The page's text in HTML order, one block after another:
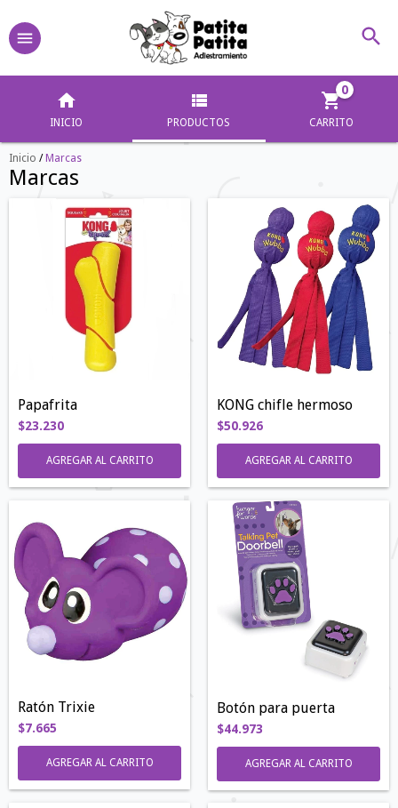
INICIO PRODUCTOS CARRITO
0
Inicio / Marcas
Marcas
Papafrita
$23.230
AGREGAR AL CARRITO
KONG chifle hermoso
$50.926
AGREGAR AL CARRITO
Ratón Trixie
$7.665
Botón para puerta
$44.973